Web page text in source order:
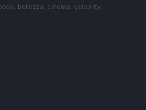
bellezza, cinema, celebrity,